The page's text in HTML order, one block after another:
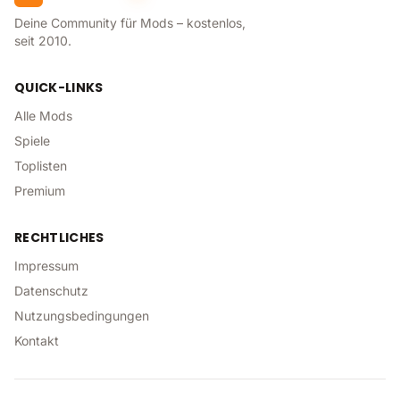
Deine Community für Mods – kostenlos,
seit 2010.
QUICK-LINKS
Alle Mods
Spiele
Toplisten
Premium
RECHTLICHES
Impressum
Datenschutz
Nutzungsbedingungen
Kontakt